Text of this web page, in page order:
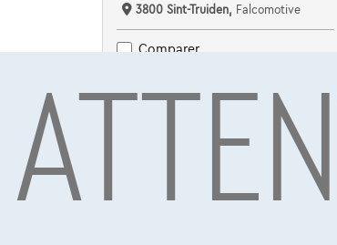
3800 Sint-Truiden, Falcomotive
Comparer